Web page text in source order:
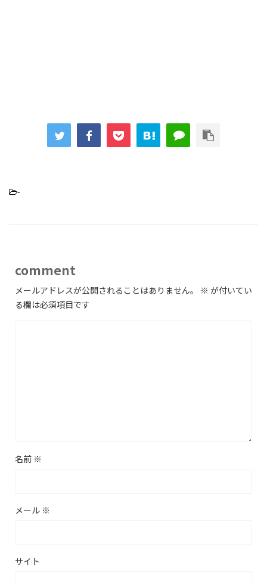
-
comment
メールアドレスが公開されることはありません。 ※ が付いてい
る欄は必須項目です
名前 ※
メール ※
サイト